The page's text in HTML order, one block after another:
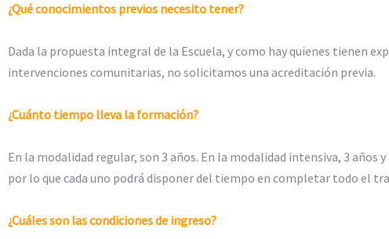
¿Qué conocimientos previos necesito tener?
Dada la propuesta integral de la Escuela, y como hay quienes tienen
intervenciones comunitarias, no solicitamos una acreditación previa.
¿Cuánto tiempo lleva la formación?
En la modalidad regular, son 3 años. En la modalidad intensiva, 3 años
por lo que cada uno podrá disponer del tiempo en completar todo el
¿Cuáles son las condiciones de ingreso?